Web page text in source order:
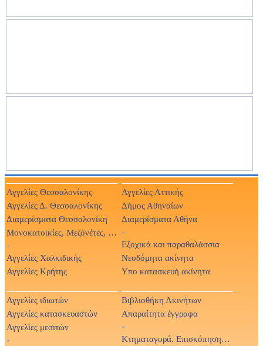
Αγγελίες Θεσσαλονίκης
Αγγελίες Δ. Θεσσαλονίκης
Διαμερίσματα Θεσσαλονίκη
Μονοκατοικίες, Μεζονέτες, Βίλες
•
Αγγελίες Χαλκιδικής
Αγγελίες Κρήτης
Αγγελίες Αττικής
Δήμος Αθηναίων
Διαμερίσματα Αθήνα
•
Εξοχικά και παραθαλάσσια
Νεοδόμητα ακίνητα
Υπο κατασκευή ακίνητα
Αγγελίες ιδιωτών
Αγγελίες κατασκευαστών
Αγγελίες μεσιτών
•
Βιβλιοθήκη Ακινήτων
Απαραίτητα έγγραφα
•
Κτηματαγορά. Επισκόπηση Τύπου